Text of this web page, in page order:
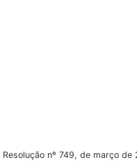
nº 749, de março de